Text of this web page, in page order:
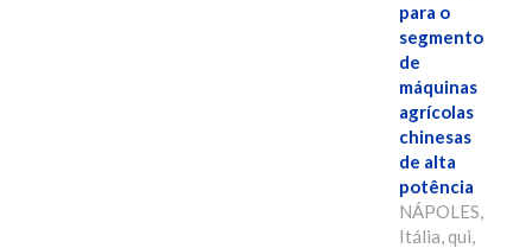
para o
segmento
de
máquinas
agrícolas
chinesas
de alta
potência
NÁPOLES,
Itália, qui,